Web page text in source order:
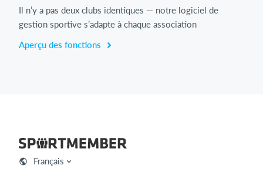
Il n’y a pas deux clubs identiques — notre logiciel de
gestion sportive s’adapte à chaque association
Aperçu des fonctions
Français